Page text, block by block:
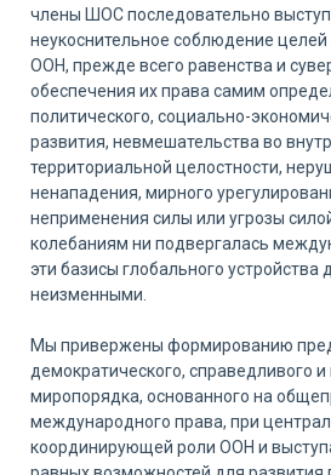
члены ШОС последовательно
неукоснительное соблюдение
ООН, прежде всего равенства и
обеспечения их права самим
политического, социально-
развития, невмешательства во
территориальной целостности,
ненападения, мирного
неприменения силы или угрозы
колебаниям ни подвергалась
эти базисы глобального устройства
неизменными.
Мы привержены формированию
демократического, справедливого
миропорядка, основанного на
международного права, при
координирующей роли ООН и